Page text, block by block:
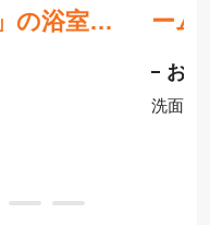
の浴室・
リフォー
ーム
面
ート
お
洗面化